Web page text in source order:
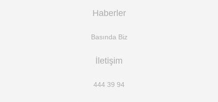
Haberler
Basında Biz
İletişim
444 39 94